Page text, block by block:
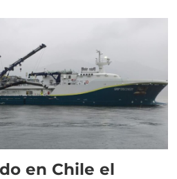
en Chile el